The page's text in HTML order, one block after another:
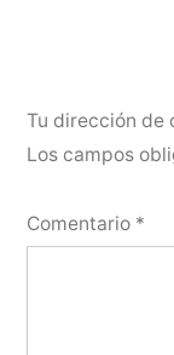
Tu dirección de
Los campos
Comentario *